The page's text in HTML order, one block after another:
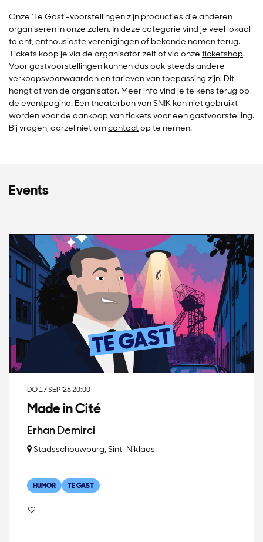
Onze 'Te Gast'-voorstellingen zijn producties die anderen
organiseren in onze zalen. In deze categorie vind je veel lokaal
talent, enthousiaste verenigingen of bekende namen terug.
Tickets koop je via de organisator zelf of via onze ticketshop.
Voor gastvoorstellingen kunnen dus ook steeds andere
verkoopsvoorwaarden en tarieven van toepassing zijn. Dit
hangt af van de organisator. Meer info vind je telkens terug op
de eventpagina. Een theaterbon van SN!K kan niet gebruikt
worden voor de aankoop van tickets voor een gastvoorstelling.
Bij vragen, aarzel niet omcontactop te nemen.
Events
Made in Cité
Erhan Demirci
DO 17 SEP '2620:00
Stadsschouwburg, Sint-Niklaas
HUMOR TE GAST